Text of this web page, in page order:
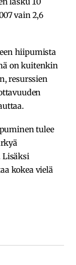
vain 2,6
hiipumista
on kuitenkin
resurssien
tulee
Lisäksi
kokea vielä